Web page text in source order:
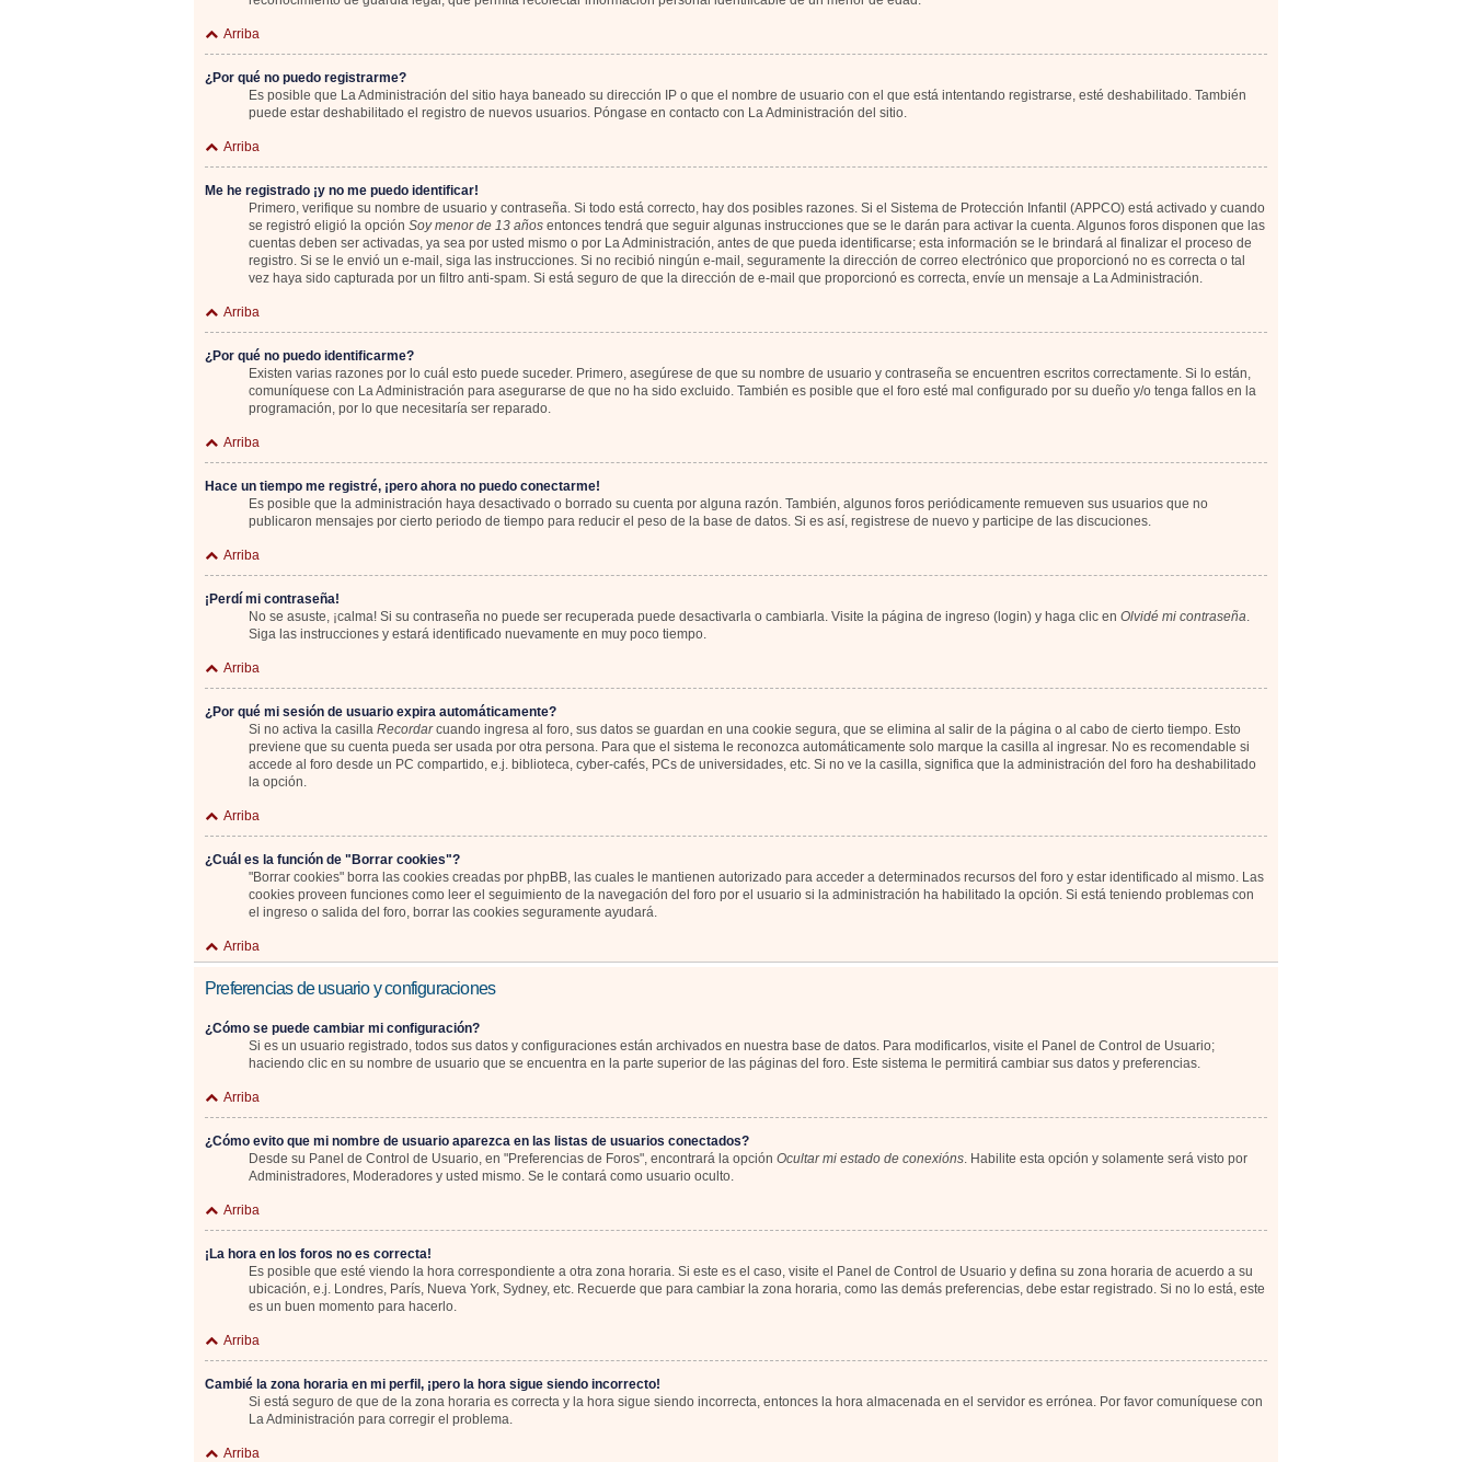
Arriba
¿Por qué no puedo registrarme?
Es posible que La Administración del sitio haya baneado su dirección IP o que el nombre de usuario con el que está intentando registrarse, esté deshabilitado. También
puede estar deshabilitado el registro de nuevos usuarios. Póngase en contacto con La Administración del sitio.
Arriba
Me he registrado ¡y no me puedo identificar!
Primero, verifique su nombre de usuario y contraseña. Si todo está correcto, hay dos posibles razones. Si el Sistema de Protección Infantil (APPCO) está activado y cuando
se registró eligió la opción Soy menor de 13 años entonces tendrá que seguir algunas instrucciones que se le darán para activar la cuenta. Algunos foros disponen que las
cuentas deben ser activadas, ya sea por usted mismo o por La Administración, antes de que pueda identificarse; esta información se le brindará al finalizar el proceso de
registro. Si se le envió un e-mail, siga las instrucciones. Si no recibió ningún e-mail, seguramente la dirección de correo electrónico que proporcionó no es correcta o tal
vez haya sido capturada por un filtro anti-spam. Si está seguro de que la dirección de e-mail que proporcionó es correcta, envíe un mensaje a La Administración.
Arriba
¿Por qué no puedo identificarme?
Existen varias razones por lo cuál esto puede suceder. Primero, asegúrese de que su nombre de usuario y contraseña se encuentren escritos correctamente. Si lo están,
comuníquese con La Administración para asegurarse de que no ha sido excluido. También es posible que el foro esté mal configurado por su dueño y/o tenga fallos en la
programación, por lo que necesitaría ser reparado.
Arriba
Hace un tiempo me registré, ¡pero ahora no puedo conectarme!
Es posible que la administración haya desactivado o borrado su cuenta por alguna razón. También, algunos foros periódicamente remueven sus usuarios que no
publicaron mensajes por cierto periodo de tiempo para reducir el peso de la base de datos. Si es así, registrese de nuevo y participe de las discuciones.
Arriba
¡Perdí mi contraseña!
No se asuste, ¡calma! Si su contraseña no puede ser recuperada puede desactivarla o cambiarla. Visite la página de ingreso (login) y haga clic en Olvidé mi contraseña.
Siga las instrucciones y estará identificado nuevamente en muy poco tiempo.
Arriba
¿Por qué mi sesión de usuario expira automáticamente?
Si no activa la casilla Recordarcuando ingresa al foro, sus datos se guardan en una cookie segura, que se elimina al salir de la página o al cabo de cierto tiempo. Esto
previene que su cuenta pueda ser usada por otra persona. Para que el sistema le reconozca automáticamente solo marque la casilla al ingresar. No es recomendable si
accede al foro desde un PC compartido, e.j. biblioteca, cyber-cafés, PCs de universidades, etc. Si no ve la casilla, significa que la administración del foro ha deshabilitado
la opción.
Arriba
¿Cuál es la función de "Borrar cookies"?
"Borrar cookies" borra las cookies creadas por phpBB, las cuales le mantienen autorizado para acceder a determinados recursos del foro y estar identificado al mismo. Las
cookies proveen funciones como leer el seguimiento de la navegación del foro por el usuario si la administración ha habilitado la opción. Si está teniendo problemas con
el ingreso o salida del foro, borrar las cookies seguramente ayudará.
Arriba
Preferencias de usuario y configuraciones
¿Cómo se puede cambiar mi configuración?
Si es un usuario registrado, todos sus datos y configuraciones están archivados en nuestra base de datos. Para modificarlos, visite el Panel de Control de Usuario;
haciendo clic en su nombre de usuario que se encuentra en la parte superior de las páginas del foro. Este sistema le permitirá cambiar sus datos y preferencias.
Arriba
¿Cómo evito que mi nombre de usuario aparezca en las listas de usuarios conectados?
Desde su Panel de Control de Usuario, en "Preferencias de Foros", encontrará la opción Ocultar mi estado de conexións. Habilite esta opción y solamente será visto por
Administradores, Moderadores y usted mismo. Se le contará como usuario oculto.
Arriba
¡La hora en los foros no es correcta!
Es posible que esté viendo la hora correspondiente a otra zona horaria. Si este es el caso, visite el Panel de Control de Usuario y defina su zona horaria de acuerdo a su
ubicación, e.j. Londres, París, Nueva York, Sydney, etc. Recuerde que para cambiar la zona horaria, como las demás preferencias, debe estar registrado. Si no lo está, este
es un buen momento para hacerlo.
Arriba
Cambié la zona horaria en mi perfil, ¡pero la hora sigue siendo incorrecto!
Si está seguro de que de la zona horaria es correcta y la hora sigue siendo incorrecta, entonces la hora almacenada en el servidor es errónea. Por favor comuníquese con
La Administración para corregir el problema.
Arriba